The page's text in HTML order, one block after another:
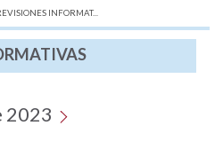
INFORMAT...
2023